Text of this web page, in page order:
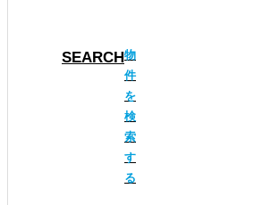
SEARCH物
件
を
検
索
す
る